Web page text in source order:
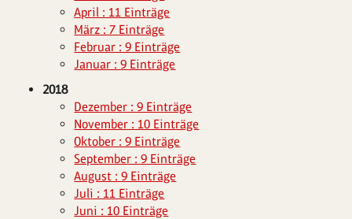
April : 11 Einträge
März : 7 Einträge
Februar : 9 Einträge
Januar : 9 Einträge
2018
Dezember : 9 Einträge
November : 10 Einträge
Oktober : 9 Einträge
September : 9 Einträge
August : 9 Einträge
Juli : 11 Einträge
Juni : 10 Einträge